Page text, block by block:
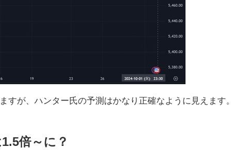
すが、ハンター氏の予測はかなり正確なように見えます。
倍～に？